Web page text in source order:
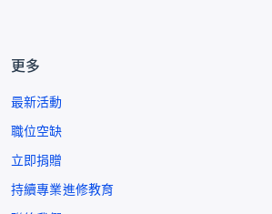
更多
最新活動
職位空缺
立即捐贈
持續專業進修教育